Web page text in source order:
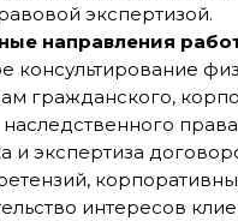
экспертизой.
направления
консультирование
гражданского,
наследственного
и экспертиза
интересов